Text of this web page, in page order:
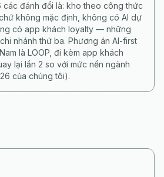
các đánh đổi là: kho theo công thức
không mặc định, không có AI dự
có app khách loyalty — những
nhánh thứ ba. Phương án AI-first
là LOOP, đi kèm app khách
lại lần 2 so với mức nền ngành
của chúng tôi).